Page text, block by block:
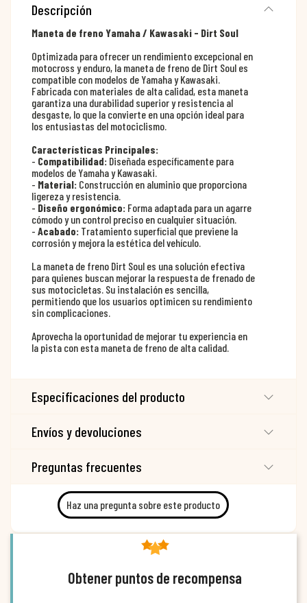
Descripción
Maneta de freno Yamaha / Kawasaki - Dirt Soul
Optimizada para ofrecer un rendimiento excepcional en
motocross y enduro, la maneta de freno de Dirt Soul es
compatible con modelos de Yamaha y Kawasaki.
Fabricada con materiales de alta calidad, esta maneta
garantiza una durabilidad superior y resistencia al
desgaste, lo que la convierte en una opción ideal para
los entusiastas del motociclismo.
Características Principales:
- Compatibilidad: Diseñada específicamente para
modelos de Yamaha y Kawasaki.
- Material: Construcción en aluminio que proporciona
ligereza y resistencia.
- Diseño ergonómico: Forma adaptada para un agarre
cómodo y un control preciso en cualquier situación.
- Acabado: Tratamiento superficial que previene la
corrosión y mejora la estética del vehículo.
La maneta de freno Dirt Soul es una solución efectiva
para quienes buscan mejorar la respuesta de frenado de
sus motocicletas. Su instalación es sencilla,
permitiendo que los usuarios optimicen su rendimiento
sin complicaciones.
Aprovecha la oportunidad de mejorar tu experiencia en
la pista con esta maneta de freno de alta calidad.
Especificaciones del producto
Envíos y devoluciones
Preguntas frecuentes
Haz una pregunta sobre este producto
Obtener puntos de recompensa